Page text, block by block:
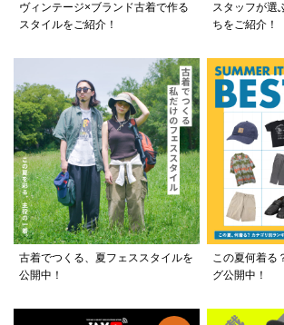
ヴィンテージ×ブランド古着で作る
スタイルをご紹介！
スタッフが選
ちをご紹介！
古着でつくる、夏フェススタイルを
公開中！
この夏何着る
グ公開中！